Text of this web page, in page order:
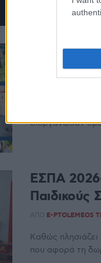
Αλεξάνδρα
Γιορτή
Κοζάνης
διοργάνωσαν
ΕΣΠΑ
ΑΠΌ E-PTOLEMEOS
Καθώς
που αφορά τη